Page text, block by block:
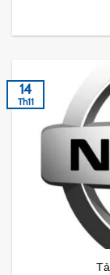
14
Th11